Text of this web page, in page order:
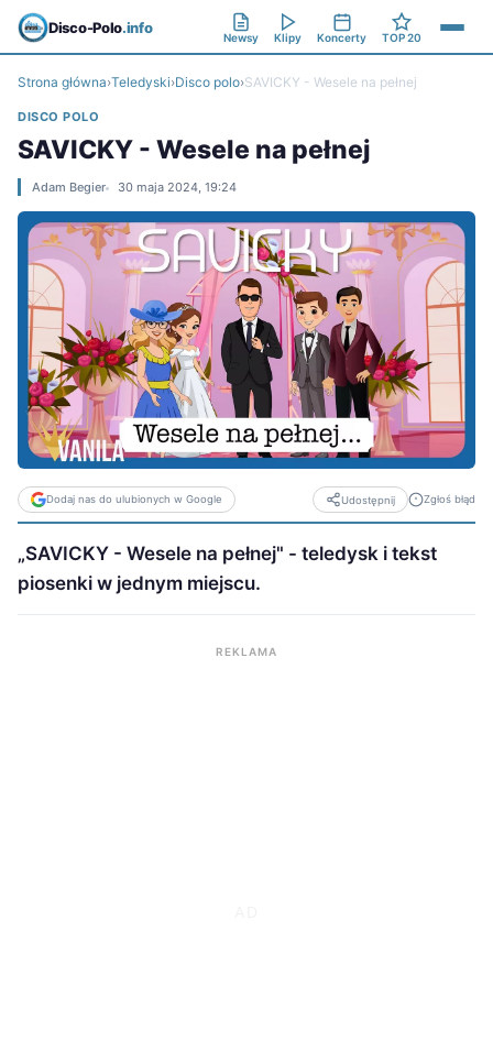
Disco-Polo.info
Newsy Klipy Koncerty TOP 20
Strona główna›Teledyski›Disco polo›SAVICKY - Wesele na pełnej
DISCO POLO
SAVICKY - Wesele na pełnej
Adam Begier 30 maja 2024, 19:24
Dodaj nas do ulubionych w Google Udostępnij Zgłoś błąd
„SAVICKY - Wesele na pełnej" - teledysk i tekst
piosenki w jednym miejscu.
REKLAMA